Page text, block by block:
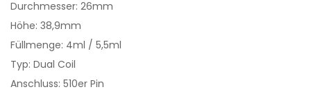
Durchmesser: 26mm
Höhe: 38,9mm
Füllmenge: 4ml / 5,5ml
Typ: Dual Coil
Anschluss: 510er Pin